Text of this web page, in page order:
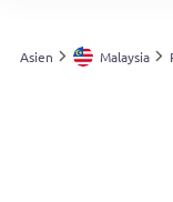
Deutschland
Asien Malaysia